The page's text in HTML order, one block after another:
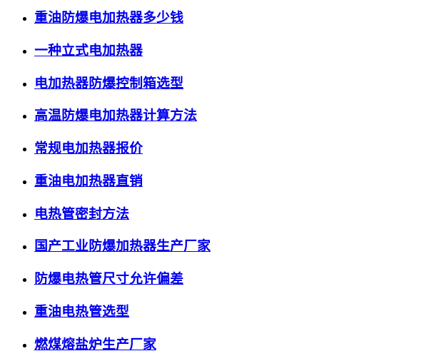
重油防爆电加热器多少钱
一种立式电加热器
电加热器防爆控制箱选型
高温防爆电加热器计算方法
常规电加热器报价
重油电加热器直销
电热管密封方法
国产工业防爆加热器生产厂家
防爆电热管尺寸允许偏差
重油电热管选型
燃煤熔盐炉生产厂家